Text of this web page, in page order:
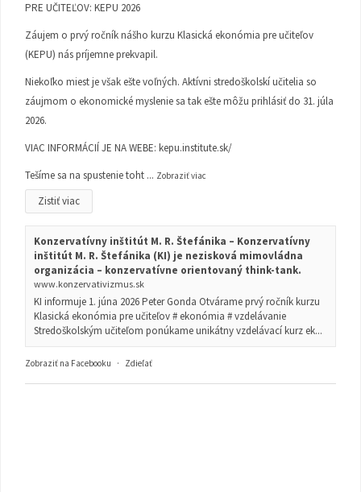
PRE UČITEĽOV: KEPU 2026
Záujem o prvý ročník nášho kurzu Klasická ekonómia pre učiteľov
(KEPU) nás príjemne prekvapil.
Niekoľko miest je však ešte voľných. Aktívni stredoškolskí učitelia so
záujmom o ekonomické myslenie sa tak ešte môžu prihlásiť do 31. júla
2026.
VIAC INFORMÁCIÍ JE NA WEBE: kepu.institute.sk/
Tešíme sa na spustenie toht ... Zobraziť viac
Zistiť viac
Konzervatívny inštitút M. R. Štefánika – Konzervatívny
inštitút M. R. Štefánika (KI) je nezisková mimovládna
organizácia – konzervatívne orientovaný think-tank.
www.konzervativizmus.sk
KI informuje 1. júna 2026 Peter Gonda Otvárame prvý ročník kurzu
Klasická ekonómia pre učiteľov # ekonómia # vzdelávanie
Stredoškolským učiteľom ponúkame unikátny vzdelávací kurz ek...
Zobraziť na Facebooku · Zdieľať